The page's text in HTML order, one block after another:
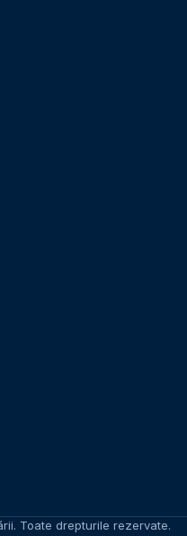
Toate drepturile rezervate.